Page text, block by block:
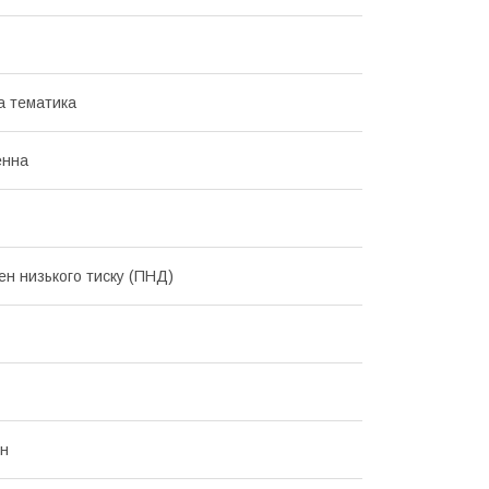
тематика
низького тиску (ПНД)